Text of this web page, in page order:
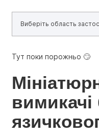
Тут поки порожньо 🙄